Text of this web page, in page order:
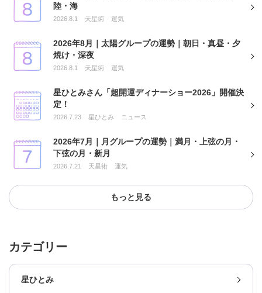
陸・海
2026.8.1 天星術 運気
2026年8月｜太陽グループの運勢｜朝日・真昼・夕
焼け・深夜
2026.8.1 天星術 運気
星ひとみさん「超開運ディナーショー2026」開催決
定！
2026.7.23 星ひとみ ニュース
2026年7月｜月グループの運勢｜満月・上弦の月・
下弦の月・新月
2026.7.21 天星術 運気
もっと見る
カテゴリー
星ひとみ